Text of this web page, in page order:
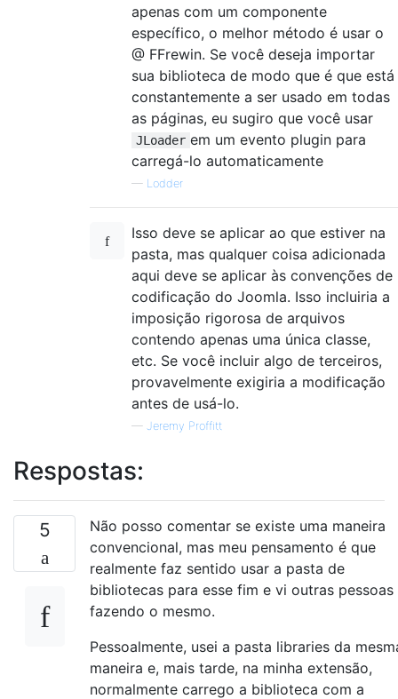
apenas com um componente
específico, o melhor método é usar o
@ FFrewin. Se você deseja importar
sua biblioteca de modo que é que está
constantemente a ser usado em todas
as páginas, eu sugiro que você usar
JLoader em um evento plugin para
carregá-lo automaticamente
— Lodder
Isso deve se aplicar ao que estiver na
pasta, mas qualquer coisa adicionada
aqui deve se aplicar às convenções de
codificação do Joomla. Isso incluiria a
imposição rigorosa de arquivos
contendo apenas uma única classe,
etc. Se você incluir algo de terceiros,
provavelmente exigiria a modificação
antes de usá-lo.
— Jeremy Proffitt
Respostas:
5
Não posso comentar se existe uma maneira
convencional, mas meu pensamento é que
realmente faz sentido usar a pasta de
bibliotecas para esse fim e vi outras pessoas
fazendo o mesmo.
Pessoalmente, usei a pasta libraries da
maneira e, mais tarde, na minha extensão,
normalmente carrego a biblioteca com a